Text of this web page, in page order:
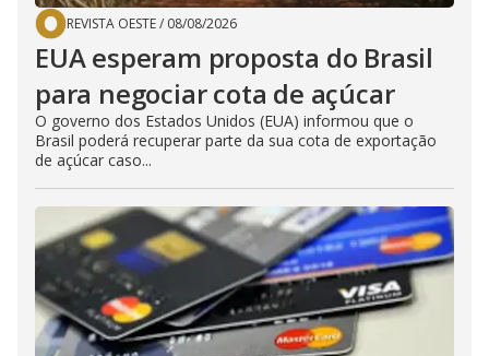
REVISTA OESTE/ 08/08/2026
EUA esperam proposta do Brasil
para negociar cota de açúcar
O governo dos Estados Unidos (EUA) informou que o
Brasil poderá recuperar parte da sua cota de exportação
de açúcar caso...